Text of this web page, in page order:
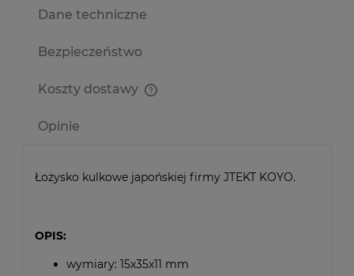
Dane techniczne
Bezpieczeństwo
Koszty dostawy
Opinie
Łożysko kulkowe japońskiej firmy JTEKT KOYO.
OPIS:
wymiary: 15x35x11 mm